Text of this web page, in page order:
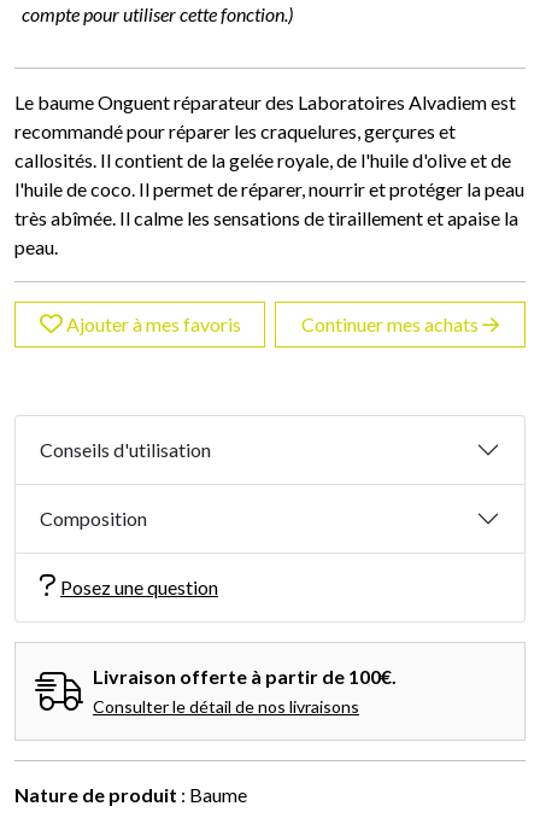
compte pour utiliser cette fonction.)
Le baume Onguent réparateur des Laboratoires Alvadiem est
recommandé pour réparer les craquelures, gerçures et
callosités. Il contient de la gelée royale, de l'huile d'olive et de
l'huile de coco. Il permet de réparer, nourrir et protéger la peau
très abîmée. Il calme les sensations de tiraillement et apaise la
peau.
Ajouter à mes favoris Continuer mes achats
Conseils d'utilisation
Composition
Posez une question
Livraison offerte à partir de 100€.
Consulter le détail de nos livraisons
Nature de produit : Baume